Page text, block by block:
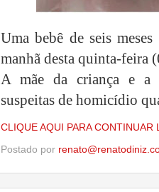
Uma bebê de seis
manhã desta quinta-feira
A mãe da criança e a
suspeitas de homicídio
CLIQUE AQUI PARA CONTINUAR
Postado por